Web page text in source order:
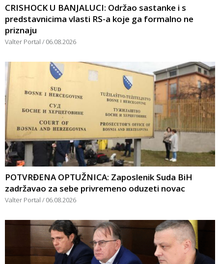
CRISHOCK U BANJALUCI: Održao sastanke i s
predstavnicima vlasti RS-a koje ga formalno ne
priznaju
Valter Portal 06.08.2026
POTVRĐENA OPTUŽNICA: Zaposlenik Suda BiH
zadržavao za sebe privremeno oduzeti novac
Valter Portal 06.08.2026